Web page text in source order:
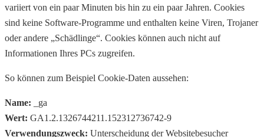
variiert von ein paar Minuten bis hin zu ein paar Jahren. Cookies
sind keine Software-Programme und enthalten keine Viren, Trojaner
oder andere „Schädlinge“. Cookies können auch nicht auf
Informationen Ihres PCs zugreifen.
So können zum Beispiel Cookie-Daten aussehen:
Name: _ga
Wert: GA1.2.1326744211.152312736742-9
Verwendungszweck: Unterscheidung der Websitebesucher